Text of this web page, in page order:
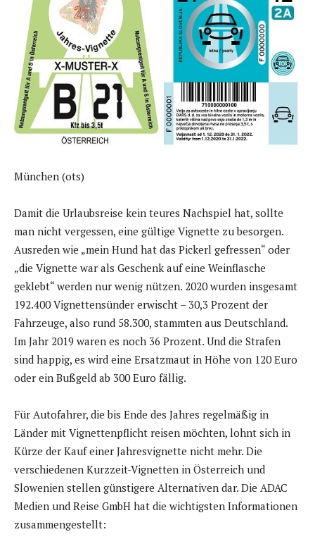
München (ots)
Damit die Urlaubsreise kein teures Nachspiel hat, sollte
man nicht vergessen, eine gültige Vignette zu besorgen.
Ausreden wie „mein Hund hat das Pickerl gefressen“ oder
„die Vignette war als Geschenk auf eine Weinflasche
geklebt“ werden nur wenig nützen. 2020 wurden insgesamt
192.400 Vignettensünder erwischt – 30,3 Prozent der
Fahrzeuge, also rund 58.300, stammten aus Deutschland.
Im Jahr 2019 waren es noch 36 Prozent. Und die Strafen
sind happig, es wird eine Ersatzmaut in Höhe von 120 Euro
oder ein Bußgeld ab 300 Euro fällig.
Für Autofahrer, die bis Ende des Jahres regelmäßig in
Länder mit Vignettenpflicht reisen möchten, lohnt sich in
Kürze der Kauf einer Jahresvignette nicht mehr. Die
verschiedenen Kurzzeit-Vignetten in Österreich und
Slowenien stellen günstigere Alternativen dar. Die ADAC
Medien und Reise GmbH hat die wichtigsten Informationen
zusammengestellt: